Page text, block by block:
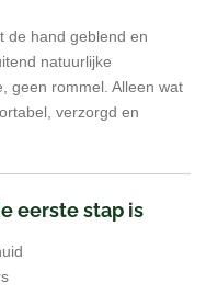
de hand geblend en
natuurlijke
geen rommel. Alleen wat
verzorgd en
eerste stap is